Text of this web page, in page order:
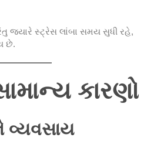
જ્યારે સ્ટ્રેસ લાંબા સમય સુધી રહે,
છે.
કારણો
વ્યવસાય